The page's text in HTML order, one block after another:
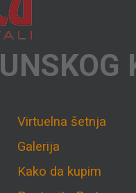
Virtuelna šetnja
Galerija
Kako da kupim